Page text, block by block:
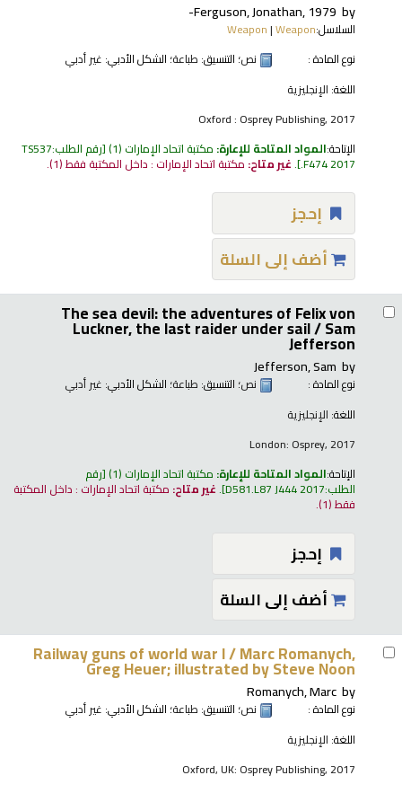
by
Ferguson, Jonathan, 1979-
السلاسل: Weapon|Weapon
نوع المادة :
نص؛ التنسيق: طباعة؛ الشكل الأدبي: غير أدبي
اللغة: الإنجليزية
Oxford : Osprey Publishing, 2017
الإتاحة:المواد المتاحة للإعارة: مكتبة اتحاد الإمارات (1) رقم الطلب:TS537
.F474 2017
.غير متاح: مكتبة اتحاد الإمارات : داخل المكتبة فقط(1).
إحجز
أضف إلى السلة
The sea devil: the adventures of Felix von
Luckner, the last raider under sail /Sam
Jefferson
by
Jefferson, Sam
نوع المادة : نص؛ التنسيق: طباعة؛ الشكل الأدبي: غير أدبي
اللغة: الإنجليزية
London: Osprey, 2017
الإتاحة:المواد المتاحة للإعارة: مكتبة اتحاد الإمارات (1) رقم
الطلب:D581.L87 J444 2017
.غير متاح: مكتبة اتحاد الإمارات : داخل المكتبة
فقط(1).
إحجز
أضف إلى السلة
Railway guns of world war I /Marc Romanych,
Greg Heuer; illustrated by Steve Noon
by
Romanych, Marc
نوع المادة : نص؛ التنسيق: طباعة؛ الشكل الأدبي: غير أدبي
اللغة: الإنجليزية
Oxford, UK: Osprey Publishing, 2017